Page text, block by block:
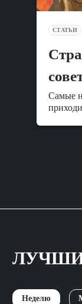
СТАТЬИ
Самые
Неделю